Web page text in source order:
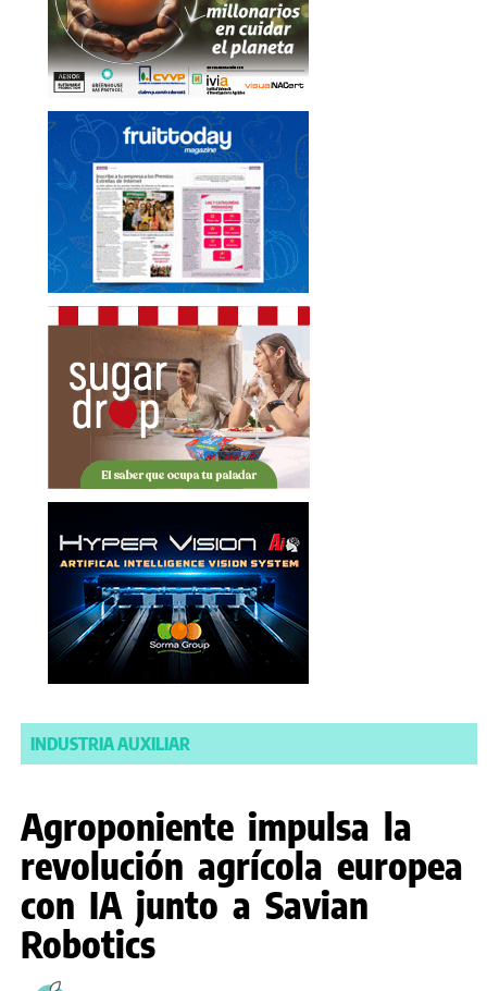
INDUSTRIA AUXILIAR
Agroponiente impulsa la
revolución agrícola europea
con IA junto a Savian
Robotics